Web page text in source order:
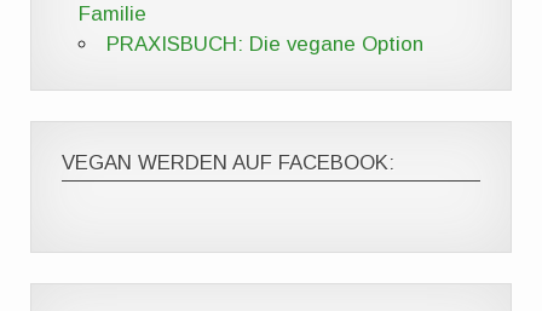
Familie
PRAXISBUCH: Die vegane Option
VEGAN WERDEN AUF FACEBOOK: